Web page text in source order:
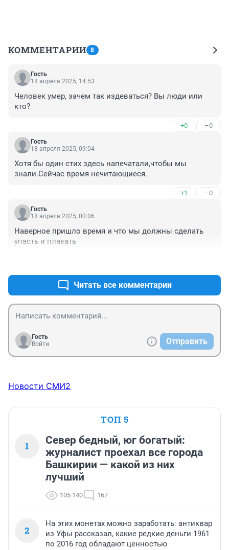
КОММЕНТАРИИ 8
Гость
18 апреля 2025, 14:53
Человек умер, зачем так издеваться? Вы люди или
кто?
+0 –0
Гость
18 апреля 2025, 09:04
Хотя бы один стих здесь напечатали,чтобы мы
знали.Сейчас время нечитающиеся.
+1 –0
Гость
18 апреля 2025, 00:06
Наверное пришло время и что мы должны сделать
упасть и плакать
Читать все комментарии
Гость
Войти
Отправить
Новости СМИ2
ТОП 5
1
Север бедный, юг богатый:
журналист проехал все города
Башкирии — какой из них
лучший
105 140 167
2
На этих монетах можно заработать: антиквар
из Уфы рассказал, какие редкие деньги 1961
по 2016 год обладают ценностью